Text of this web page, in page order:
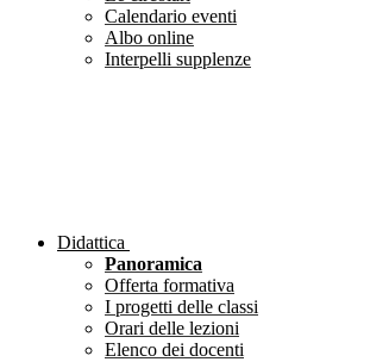
Calendario eventi
Albo online
Interpelli supplenze
Didattica
Panoramica
Offerta formativa
I progetti delle classi
Orari delle lezioni
Elenco dei docenti